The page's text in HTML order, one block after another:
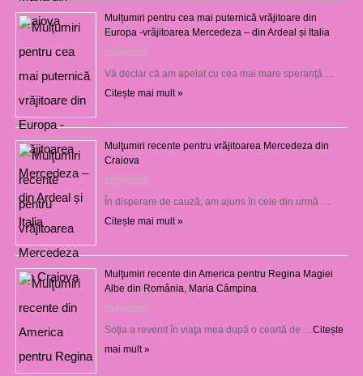
Mulțumiri pentru cea mai puternică vrăjitoare din
Europa -vrăjitoarea Mercedeza – din Ardeal și Italia
23/07/2026
Vă declar că am apelat cu cea mai mare speranţă …
Citește mai mult »
Mulţumiri recente pentru vrăjitoarea Mercedeza din
Craiova
22/07/2026
În disperare de cauză, am ajuns în cele din urmă …
Citește mai mult »
Mulţumiri recente din America pentru Regina Magiei
Albe din România, Maria Câmpina
23/08/2025
Soţia a revenit în viaţa mea după o ceartă de … Citește
mai mult »